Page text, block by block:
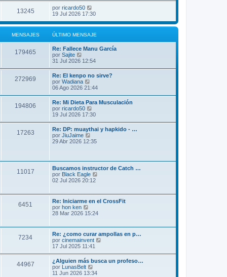
13245 por ricardo50
19 Jul 2026 17:30
MENSAJES ÚLTIMO MENSAJE
179465
Re: Fallece Manu García
por Sajite
e
l
t
i
m
o
m
e
n
s
a
j
e
31 Jul 2026 12:54
272969
Re: El kenpo no sirve?
por Wadiana
e
l
t
i
m
o
e
a
j
e
06 Ago 2026 21:44
194806
Re: Mi Dieta Para Musculación
por ricardo50
e
l
t
i
m
e
n
s
j
e
19 Jul 2026 17:30
17263
Re: DP: muaythai y hapkido - …
por JiuJaime
e
i
m
o
e
n
a
e
29 Abr 2026 12:35
11017
Buscamos instructor de Catch …
por Black Eagle
t
m
m
e
n
a
j
e
02 Jul 2026 20:12
6451
Re: Iniciarme en el CrossFit
por hon ken
e
t
i
m
o
m
e
n
28 Mar 2026 15:24
7234
Re: ¿como curar ampollas en p…
por cinemainvent
l
17 Jul 2025 11:41
44967
¿Alguien más busca un profeso…
por LunasBelt
e
11 Jun 2026 13:34